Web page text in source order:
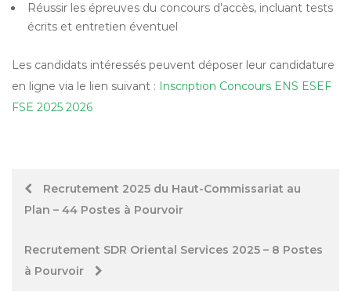
Réussir les épreuves du concours d’accès, incluant tests
écrits et entretien éventuel
Les candidats intéressés peuvent déposer leur candidature
en ligne via le lien suivant : Inscription Concours ENS ESEF
FSE 2025 2026
PostRecrutement 2025 du Haut-Commissariat au
Plan – 44 Postes à Pourvoir
Recrutement SDR Oriental Services 2025 – 8 Postes
à Pourvoir